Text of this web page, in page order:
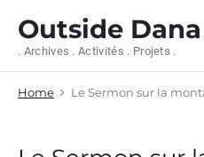
Outside
. Archives . Activités . Projets .
Home Le Sermon sur la